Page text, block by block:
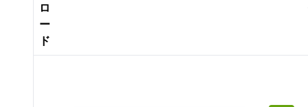
ロ
ー
ド